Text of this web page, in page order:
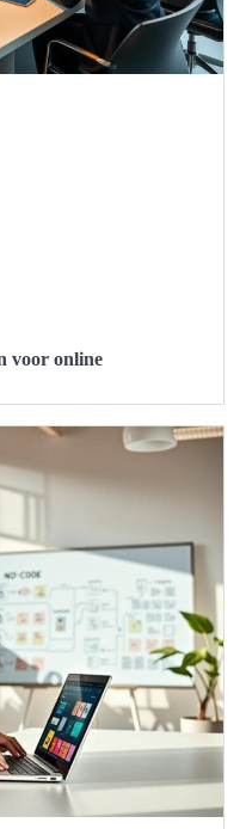
voor online